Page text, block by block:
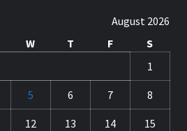
August 2026
W T F
S
1
5 6 7 8
12 13 14 15